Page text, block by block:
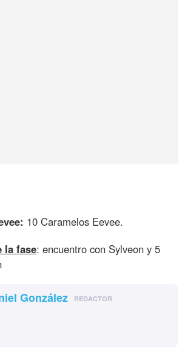
10 Caramelos Eevee.
la fase: encuentro con Sylveon y 5
González REDACTOR